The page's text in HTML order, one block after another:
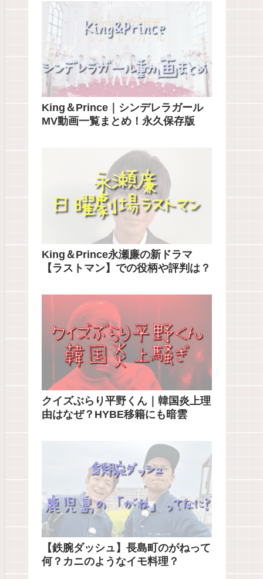
King＆Prince｜シンデレラガール
MV動画一覧まとめ！永久保存版
King＆Prince永瀬廉の新ドラマ
【ラストマン】での役柄や評判は？
クイズぶらり平野くん｜韓国炎上理
由はなぜ？HYBE移籍にも暗雲
【鉄腕ダッシュ】長島町のがねって
何？カニのようなイモ料理？